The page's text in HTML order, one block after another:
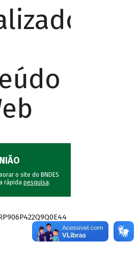
o site do BNDES
rápida pesquisa.